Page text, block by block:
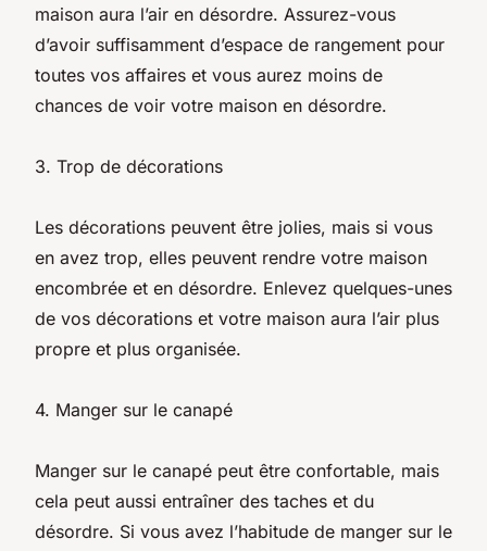
maison aura l’air en désordre. Assurez-vous
d’avoir suffisamment d’espace de rangement pour
toutes vos affaires et vous aurez moins de
chances de voir votre maison en désordre.
3. Trop de décorations
Les décorations peuvent être jolies, mais si vous
en avez trop, elles peuvent rendre votre maison
encombrée et en désordre. Enlevez quelques-unes
de vos décorations et votre maison aura l’air plus
propre et plus organisée.
4. Manger sur le canapé
Manger sur le canapé peut être confortable, mais
cela peut aussi entraîner des taches et du
désordre. Si vous avez l’habitude de manger sur le